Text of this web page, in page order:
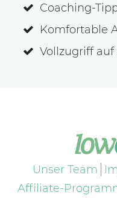
Coaching-
Komfortable
Vollzugriff
Unser Team
Affiliate-